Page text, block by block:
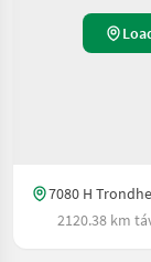
7080 H
2120.38 km